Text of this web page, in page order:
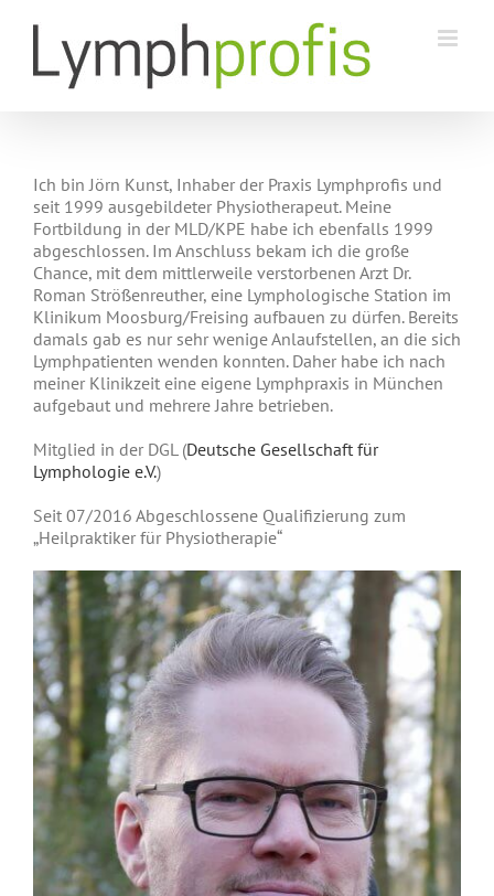
Inhalt
springen
Ich bin Jörn Kunst, Inhaber der Praxis Lymphprofis und
seit 1999 ausgebildeter Physiotherapeut. Meine
Fortbildung in der MLD/KPE habe ich ebenfalls 1999
abgeschlossen. Im Anschluss bekam ich die große
Chance, mit dem mittlerweile verstorbenen Arzt Dr.
Roman Strößenreuther, eine Lymphologische Station im
Klinikum Moosburg/Freising aufbauen zu dürfen. Bereits
damals gab es nur sehr wenige Anlaufstellen, an die sich
Lymphpatienten wenden konnten. Daher habe ich nach
meiner Klinikzeit eine eigene Lymphpraxis in München
aufgebaut und mehrere Jahre betrieben.
Mitglied in der DGL (Deutsche Gesellschaft für
Lymphologie e.V.)
Seit 07/2016 Abgeschlossene Qualifizierung zum
„Heilpraktiker für Physiotherapie“